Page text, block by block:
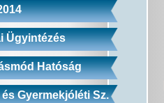
Ügyintézés
Hatóság
Gyermekjóléti Sz.